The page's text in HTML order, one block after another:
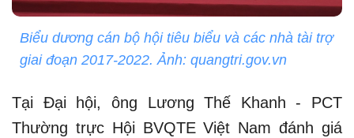
Biểu dương cán bộ hội tiêu biểu và các nhà tài trợ
giai đoạn 2017-2022. Ảnh: quangtri.gov.vn
Tại Đại hội, ông Lương Thế Khanh - PCT
Thường trực Hội BVQTE Việt Nam đánh giá